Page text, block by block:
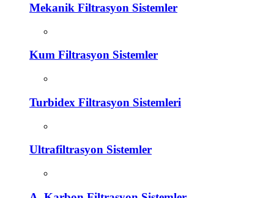
Mekanik Filtrasyon Sistemler
Kum Filtrasyon Sistemler
Turbidex Filtrasyon Sistemleri
Ultrafiltrasyon Sistemler